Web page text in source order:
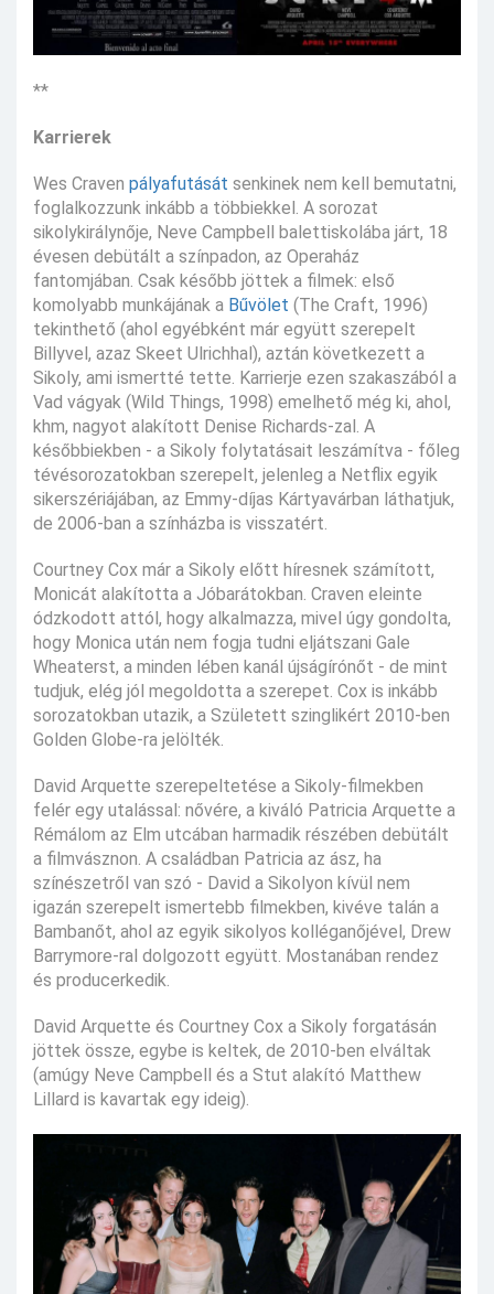
**
Karrierek
Wes Craven pályafutását senkinek nem kell bemutatni,
foglalkozzunk inkább a többiekkel. A sorozat
sikolykirálynője, Neve Campbell balettiskolába járt, 18
évesen debütált a színpadon, az Operaház
fantomjában. Csak később jöttek a filmek: első
komolyabb munkájának a Bűvölet (The Craft, 1996)
tekinthető (ahol egyébként már együtt szerepelt
Billyvel, azaz Skeet Ulrichhal), aztán következett a
Sikoly, ami ismertté tette. Karrierje ezen szakaszából a
Vad vágyak (Wild Things, 1998) emelhető még ki, ahol,
khm, nagyot alakított Denise Richards-zal. A
későbbiekben - a Sikoly folytatásait leszámítva - főleg
tévésorozatokban szerepelt, jelenleg a Netflix egyik
sikerszériájában, az Emmy-díjas Kártyavárban láthatjuk,
de 2006-ban a színházba is visszatért.
Courtney Cox már a Sikoly előtt híresnek számított,
Monicát alakította a Jóbarátokban. Craven eleinte
ódzkodott attól, hogy alkalmazza, mivel úgy gondolta,
hogy Monica után nem fogja tudni eljátszani Gale
Wheaterst, a minden lében kanál újságírónőt - de mint
tudjuk, elég jól megoldotta a szerepet. Cox is inkább
sorozatokban utazik, a Született szinglikért 2010-ben
Golden Globe-ra jelölték.
David Arquette szerepeltetése a Sikoly-filmekben
felér egy utalással: nővére, a kiváló Patricia Arquette a
Rémálom az Elm utcában harmadik részében debütált
a filmvásznon. A családban Patricia az ász, ha
színészetről van szó - David a Sikolyon kívül nem
igazán szerepelt ismertebb filmekben, kivéve talán a
Bambanőt, ahol az egyik sikolyos kolléganőjével, Drew
Barrymore-ral dolgozott együtt. Mostanában rendez
és producerkedik.
David Arquette és Courtney Cox a Sikoly forgatásán
jöttek össze, egybe is keltek, de 2010-ben elváltak
(amúgy Neve Campbell és a Stut alakító Matthew
Lillard is kavartak egy ideig).